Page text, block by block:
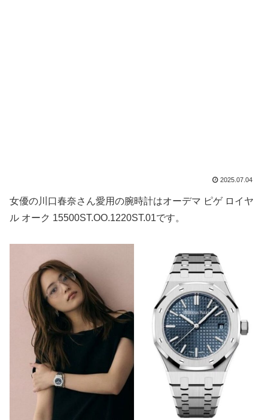
2025.07.04
女優の川口春奈さん愛用の腕時計はオーデマ ピゲ ロイヤ
ル オーク 15500ST.OO.1220ST.01です。